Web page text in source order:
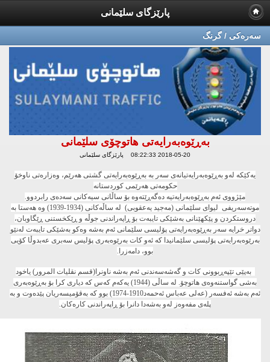
پارێزگای سلێمانی
سه‌ره‌كی / گرنگ
به‌ڕێوه‌به‌رایه‌تی هاتوچۆی سلێمانی
2018-05-20 08:22:33 پارێزگای سلێمانی
یه‌كێكه‌ له‌و به‌ڕێوه‌به‌رایه‌تیانه‌ی سه‌ر به‌ به‌ڕێوه‌به‌رایه‌تی گشتی هه‌رێم، وه‌زاره‌تی ناوخۆ
حكومه‌تی هه‌رێمی كوردستانه‌
مێژووی ئه‌م به‌ڕێوه‌به‌رایه‌تیه‌ ده‌گه‌ڕێته‌وه‌ بۆ ساڵانی سیه‌كانی سه‌ده‌ی رابردوو.
موته‌سه‌ریفی لیوای سلێمانی (مه‌جید یه‌عقوبی) له‌ ساڵه‌كانی (1934-1939) وه‌ هه‌ستا به‌
دروستكردن و پێكهێنانی به‌شێكی تایبه‌ت بۆ ڕاپه‌راندنی جوڵه‌ و ڕێكخستنی ڕێگاوبان،
دواتر خرایه‌ سه‌ر به‌ڕێوه‌به‌رایه‌تی پۆلیسی سلێمانی ئه‌م به‌شه‌ وه‌كو به‌شێكی تایبه‌ت له‌نێو
به‌رێوه‌به‌رایه‌تی پۆلیسی سلێمانیدا كه‌ ئه‌و كات به‌رێوه‌به‌ری پۆلیس سه‌بری عه‌بدوڵا كۆیی
بوو، دامه‌زرا.
به‌پێی تێپه‌ڕبوونی كات و گه‌شه‌سه‌ندنی ئه‌م به‌شه‌ ناونرا(قسم نقلیات المرور) یاخود
به‌شی گواستنه‌وه‌ی هاتوچۆ. له‌ ساڵی (1944) یه‌كه‌م كه‌س كه‌ دیاری كرا بۆ به‌ڕێوه‌به‌ری
ئه‌م به‌شه‌ ئه‌فسه‌ر (عه‌لی عه‌باس ئه‌حمه‌د1910-1974) بوو كه‌ به‌قۆمیسه‌ریان پێده‌وت و به‌
پله‌ی مفه‌وه‌ز له‌و به‌شه‌دا دانرا بۆ ڕاپه‌راندنی كاره‌كان.